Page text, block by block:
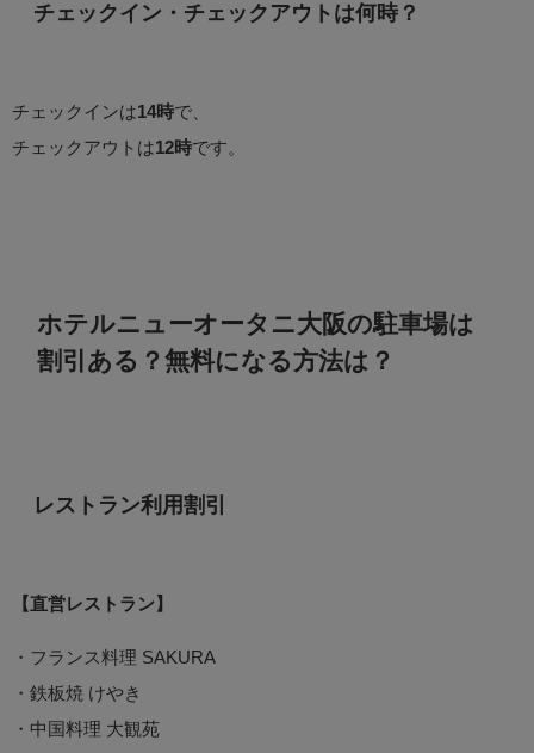
チェックイン・チェックアウトは何時？
チェックインは14時で、
チェックアウトは12時です。
ホテルニューオータニ大阪の駐車場は
割引ある？無料になる方法は？
レストラン利用割引
【直営レストラン】
・フランス料理 SAKURA
・鉄板焼 けやき
・中国料理 大観苑